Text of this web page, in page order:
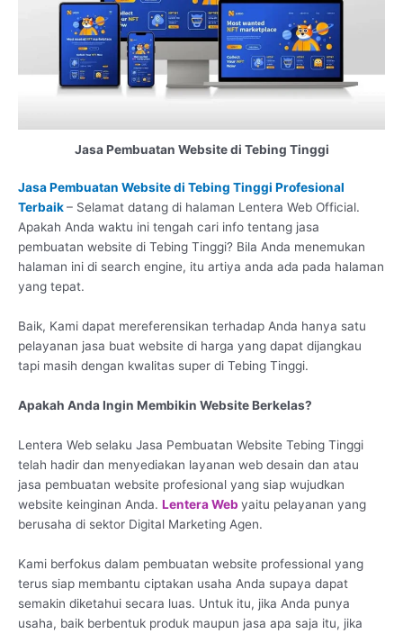
Jasa Pembuatan Website di Tebing Tinggi
Jasa Pembuatan Website di Tebing Tinggi Profesional
Terbaik– Selamat datang di halaman Lentera Web Official.
Apakah Anda waktu ini tengah cari info tentang jasa
pembuatan website di Tebing Tinggi? Bila Anda menemukan
halaman ini di search engine, itu artiya anda ada pada halaman
yang tepat.
Baik, Kami dapat mereferensikan terhadap Anda hanya satu
pelayanan jasa buat website di harga yang dapat dijangkau
tapi masih dengan kwalitas super di Tebing Tinggi.
Apakah Anda Ingin Membikin Website Berkelas?
Lentera Web selaku Jasa Pembuatan Website Tebing Tinggi
telah hadir dan menyediakan layanan web desain dan atau
jasa pembuatan website profesional yang siap wujudkan
website keinginan Anda. Lentera Web yaitu pelayanan yang
berusaha di sektor Digital Marketing Agen.
Kami berfokus dalam pembuatan website professional yang
terus siap membantu ciptakan usaha Anda supaya dapat
semakin diketahui secara luas. Untuk itu, jika Anda punya
usaha, baik berbentuk produk maupun jasa apa saja itu, jika